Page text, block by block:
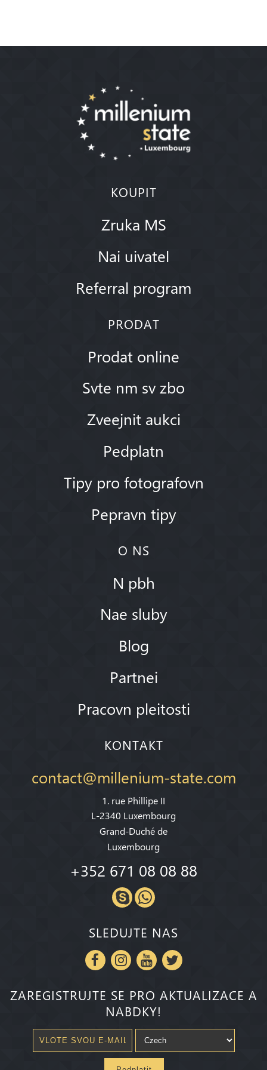
KOUPIT
Zruka MS
Nai uivatel
Referral program
PRODAT
Prodat online
Svte nm sv zbo
Zveejnit aukci
Pedplatn
Tipy pro fotografovn
Pepravn tipy
O NS
N pbh
Nae sluby
Blog
Partnei
Pracovn pleitosti
KONTAKT
contact@millenium-state.com
1. rue Phillipe II
L-2340 Luxembourg
Grand-Duché de
Luxembourg
+352 671 08 08 88
SLEDUJTE NAS
ZAREGISTRUJTE SE PRO AKTUALIZACE A
NABDKY!